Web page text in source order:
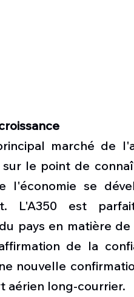
marché de
le point de
l'économie se
L'A350 est
pays en matière
de la
nouvelle
aérien long-courrier.